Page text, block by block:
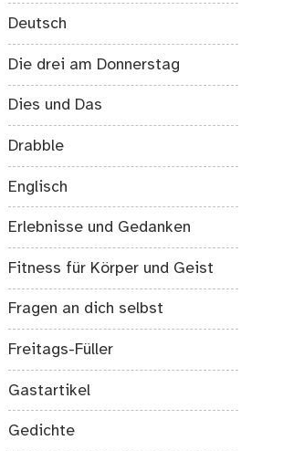
Deutsch
Die drei am Donnerstag
Dies und Das
Drabble
Englisch
Erlebnisse und Gedanken
Fitness für Körper und Geist
Fragen an dich selbst
Freitags-Füller
Gastartikel
Gedichte